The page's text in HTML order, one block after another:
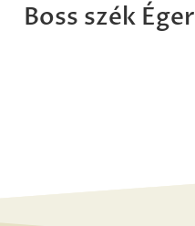
Boss szék Éger